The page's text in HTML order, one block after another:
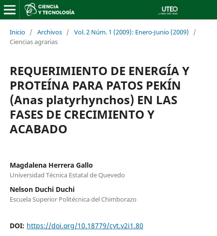
Inicio / Archivos / Vol. 2 Núm. 1 (2009): Enero-Junio (2009)
/
Ciencias agrarias
REQUERIMIENTO DE ENERGÍA Y
PROTEÍNA PARA PATOS PEKÍN
(Anas platyrhynchos) EN LAS
FASES DE CRECIMIENTO Y
ACABADO
Magdalena Herrera Gallo
Universidad Técnica Estatal de Quevedo
Nelson Duchi Duchi
Escuela Superior Politécnica del Chimborazo
DOI: https://doi.org/10.18779/cyt.v2i1.80